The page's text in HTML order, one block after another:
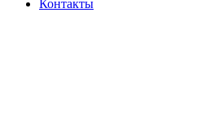
Контакты